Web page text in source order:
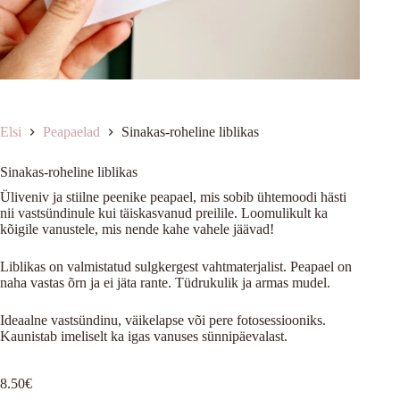
Elsi Peapaelad Sinakas-roheline liblikas
Sinakas-roheline liblikas
Üliveniv ja stiilne peenike peapael, mis sobib ühtemoodi hästi
nii vastsündinule kui täiskasvanud preilile. Loomulikult ka
kõigile vanustele, mis nende kahe vahele jäävad!
Liblikas on valmistatud sulgkergest vahtmaterjalist. Peapael on
naha vastas õrn ja ei jäta rante. Tüdrukulik ja armas mudel.
Ideaalne vastsündinu, väikelapse või pere fotosessiooniks.
Kaunistab imeliselt ka igas vanuses sünnipäevalast.
8.50€